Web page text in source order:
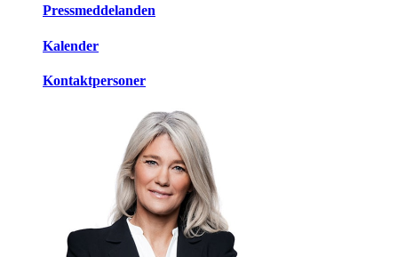
Pressmeddelanden
Kalender
Kontaktpersoner